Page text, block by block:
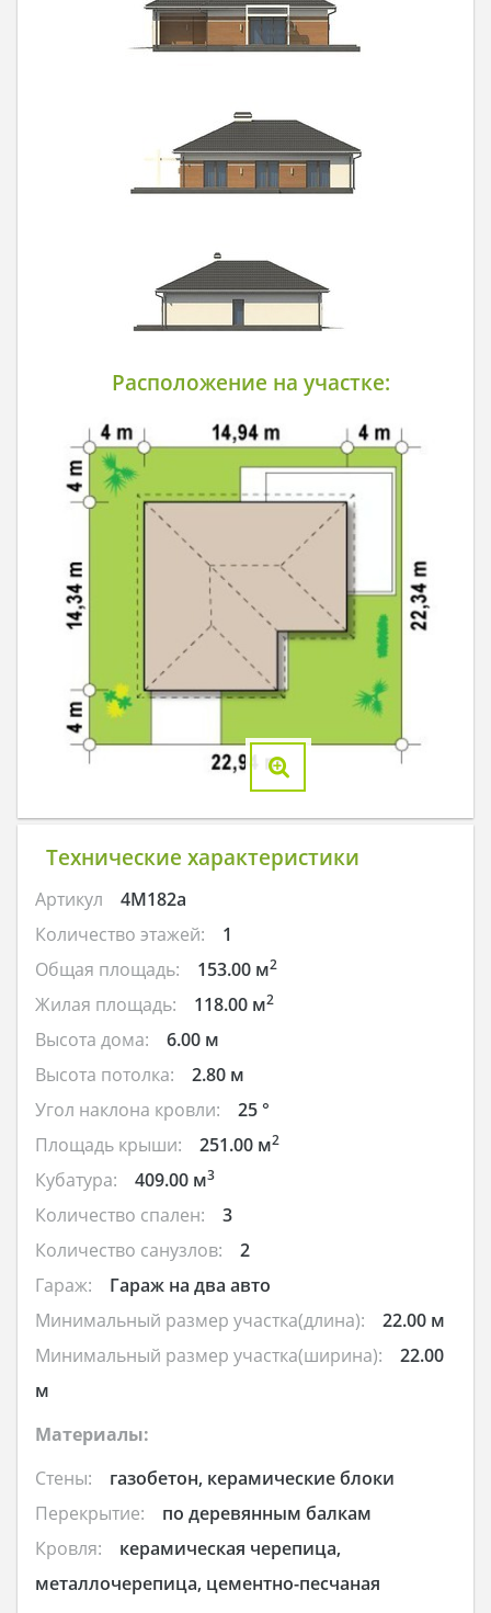
Расположение на участке:
Технические характеристики
Артикул
4M182a
Количество этажей:
1
Общая площадь:
153.00 м2
Жилая площадь: 118.00 м2
Высота дома:
6.00 м
Высота потолка:
2.80 м
Угол наклона кровли:
25 °
Площадь крыши:
251.00 м2
Кубатура: 409.00 м3
Количество спален:
3
Количество санузлов:
2
Гараж:
Гараж на два авто
Минимальный размер участка(длина):
22.00 м
Минимальный размер участка(ширина):
22.00
м
Материалы:
Стены:
газобетон, керамические блоки
Перекрытие:
по деревянным балкам
Кровля:
керамическая черепица,
металлочерепица, цементно-песчаная